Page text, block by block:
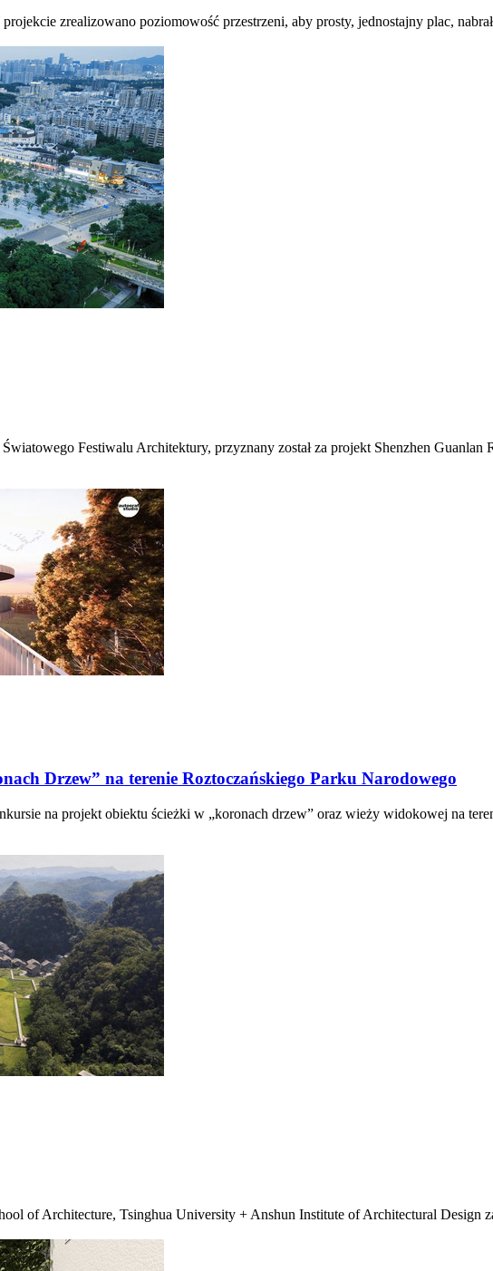
projekcie zrealizowano poziomowość przestrzeni, aby prosty, jednostajny plac,
Festiwalu Architektury, przyznany został za projekt Shenzhen
Drzew” na terenie Roztoczańskiego Parku Narodowego
na projekt obiektu ścieżki w „koronach drzew” oraz wieży widokowej na
of Architecture, Tsinghua University + Anshun Institute of Architectural Design